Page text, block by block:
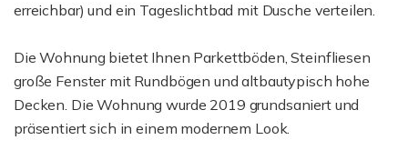
erreichbar) und ein Tageslichtbad mit Dusche verteilen.
Die Wohnung bietet Ihnen Parkettböden, Steinfliesen
große Fenster mit Rundbögen und altbautypisch hohe
Decken. Die Wohnung wurde 2019 grundsaniert und
präsentiert sich in einem modernem Look.